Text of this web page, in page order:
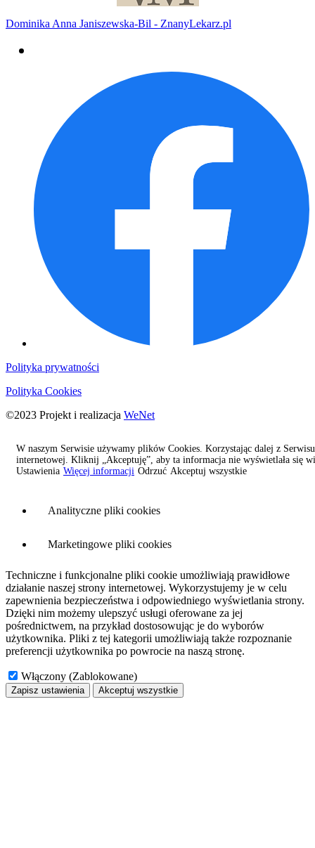
Dominika Anna Janiszewska-Bil - ZnanyLekarz.pl
Polityka prywatności
Polityka Cookies
©2023 Projekt i realizacja WeNet
W naszym Serwisie używamy plików Cookies. Korzystając dalej z
internetowej. Kliknij „Akceptuję”, aby ta informacja nie wyświetlała się
Ustawienia Więcej informacji Odrzuć Akceptuj wszystkie
Menedżer plików Cookies
Niezbędne pliki cookies
Analityczne pliki cookies
Marketingowe pliki cookies
Techniczne i funkcjonalne pliki cookie umożliwiają prawidłowe
działanie naszej strony internetowej. Wykorzystujemy je w celu
zapewnienia bezpieczeństwa i odpowiedniego wyświetlania strony.
Dzięki nim możemy ulepszyć usługi oferowane za jej
pośrednictwem, na przykład dostosowując je do wyborów
użytkownika. Pliki z tej kategorii umożliwiają także rozpoznanie
preferencji użytkownika po powrocie na naszą stronę.
Włączony (Zablokowane)
Zapisz ustawienia Akceptuj wszystkie